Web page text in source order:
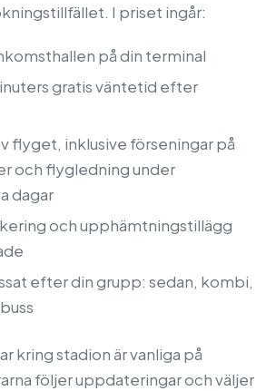
I priset ingår:
på din terminal
gratis väntetid efter
flyget, inklusive förseningar på
och flygledning under
dagar
och upphämtningstillägg
efter din grupp: sedan, kombi,
kring stadion är vanliga på
följer uppdateringar och väljer